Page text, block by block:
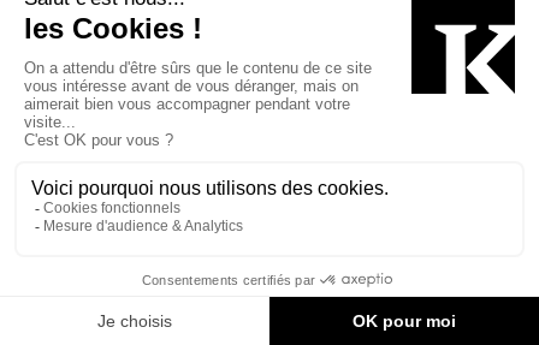
Bâtiment-Durable-Québec-1
Esquisses-1IRAC-1
MP-1 v2com-1
Cookies